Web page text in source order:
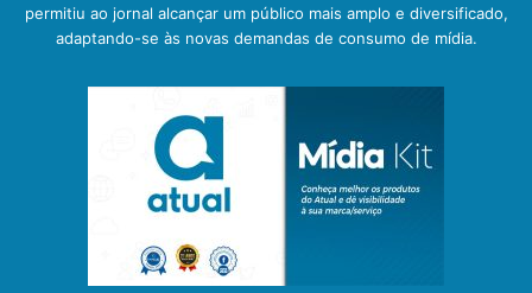
permitiu ao jornal alcançar um público mais amplo e diversificado,
adaptando-se às novas demandas de consumo de mídia.